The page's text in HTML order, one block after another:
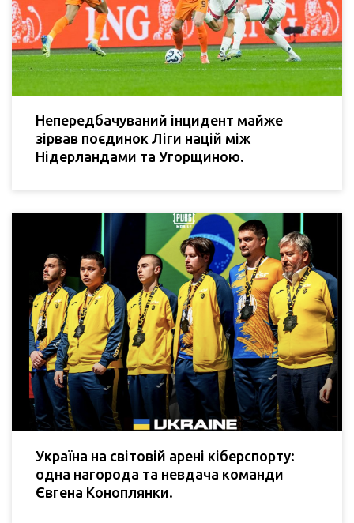
Непередбачуваний інцидент майже
зірвав поєдинок Ліги націй між
Нідерландами та Угорщиною.
Україна на світовій арені кіберспорту:
одна нагорода та невдача команди
Євгена Коноплянки.